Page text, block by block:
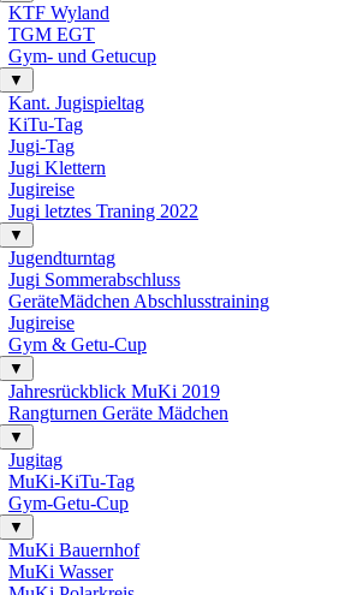
KTF Wyland
TGM EGT
Gym- und Getucup
▼
Kant. Jugispieltag
KiTu-Tag
Jugi-Tag
Jugi Klettern
Jugireise
Jugi letztes Traning 2022
▼
Jugendturntag
Jugi Sommerabschluss
GeräteMädchen Abschlusstraining
Jugireise
Gym & Getu-Cup
▼
Jahresrückblick MuKi 2019
Rangturnen Geräte Mädchen
▼
Jugitag
MuKi-KiTu-Tag
Gym-Getu-Cup
▼
MuKi Bauernhof
MuKi Wasser